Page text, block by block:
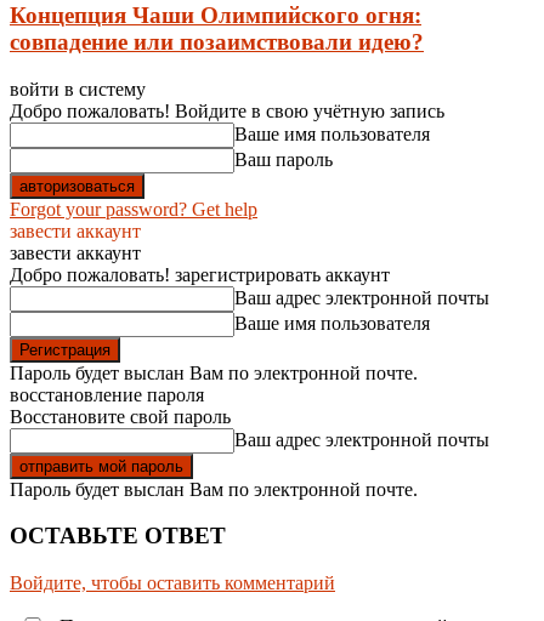
Концепция Чаши Олимпийского огня:
совпадение или позаимствовали идею?
войти в систему
Добро пожаловать! Войдите в свою учётную запись
Ваше имя пользователя
Ваш пароль
Forgot your password? Get help
завести аккаунт
завести аккаунт
Добро пожаловать! зарегистрировать аккаунт
Ваш адрес электронной почты
Ваше имя пользователя
Пароль будет выслан Вам по электронной почте.
восстановление пароля
Восстановите свой пароль
Ваш адрес электронной почты
Пароль будет выслан Вам по электронной почте.
ОСТАВЬТЕ ОТВЕТ
Войдите, чтобы оставить комментарий